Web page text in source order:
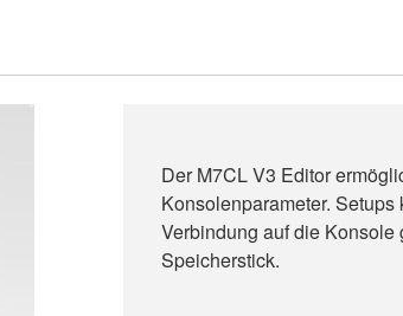
Der M7CL V3 Editor
Konsolenparameter.
Verbindung auf die
Speicherstick.